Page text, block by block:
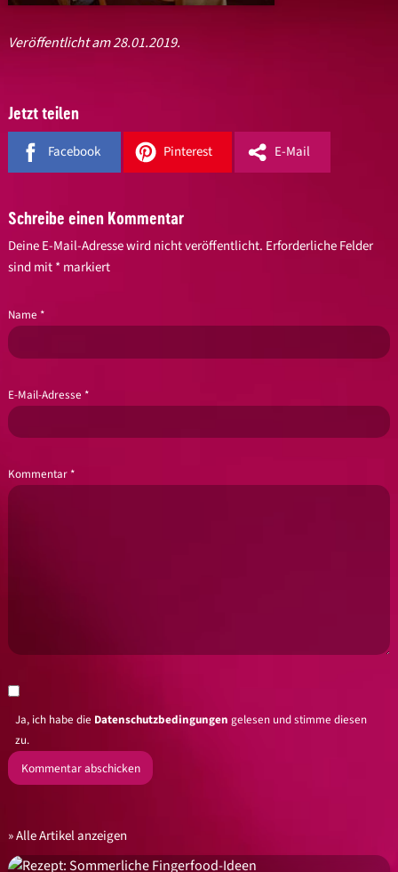
Veröffentlicht am 28.01.2019.
Jetzt teilen
Facebook Pinterest E-Mail
Schreibe einen Kommentar
Deine E-Mail-Adresse wird nicht veröffentlicht. Erforderliche Felder
sind mit*markiert
Name *
E-Mail-Adresse *
Kommentar *
Ja, ich habe die Datenschutzbedingungen gelesen und stimme diesen
zu.
Alle Artikel anzeigen